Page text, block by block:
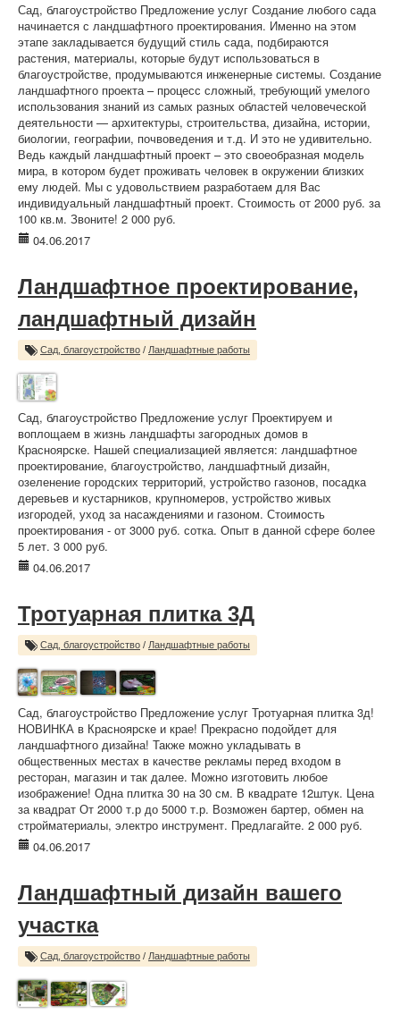
Сад, благоустройство Предложение услуг Создание любого сада
начинается с ландшафтного проектирования. Именно на этом
этапе закладывается будущий стиль сада, подбираются
растения, материалы, которые будут использоваться в
благоустройстве, продумываются инженерные системы. Создание
ландшафтного проекта – процесс сложный, требующий умелого
использования знаний из самых разных областей человеческой
деятельности — архитектуры, строительства, дизайна, истории,
биологии, географии, почвоведения и т.д. И это не удивительно.
Ведь каждый ландшафтный проект – это своеобразная модель
мира, в котором будет проживать человек в окружении близких
ему людей. Мы с удовольствием разработаем для Вас
индивидуальный ландшафтный проект. Стоимость от 2000 руб. за
100 кв.м. Звоните! 2 000 руб.
04.06.2017
Ландшафтное проектирование,
ландшафтный дизайн
Сад, благоустройство / Ландшафтные работы
Сад, благоустройство Предложение услуг Проектируем и
воплощаем в жизнь ландшафты загородных домов в
Красноярске. Нашей специализацией является: ландшафтное
проектирование, благоустройство, ландшафтный дизайн,
озеленение городских территорий, устройство газонов, посадка
деревьев и кустарников, крупномеров, устройство живых
изгородей, уход за насаждениями и газоном. Стоимость
проектирования - от 3000 руб. сотка. Опыт в данной сфере более
5 лет. 3 000 руб.
04.06.2017
Тротуарная плитка 3Д
Сад, благоустройство / Ландшафтные работы
Сад, благоустройство Предложение услуг Тротуарная плитка 3д!
НОВИНКА в Красноярске и крае! Прекрасно подойдет для
ландшафтного дизайна! Также можно укладывать в
общественных местах в качестве рекламы перед входом в
ресторан, магазин и так далее. Можно изготовить любое
изображение! Одна плитка 30 на 30 см. В квадрате 12штук. Цена
за квадрат От 2000 т.р до 5000 т.р. Возможен бартер, обмен на
стройматериалы, электро инструмент. Предлагайте. 2 000 руб.
04.06.2017
Ландшафтный дизайн вашего
участка
Сад, благоустройство / Ландшафтные работы